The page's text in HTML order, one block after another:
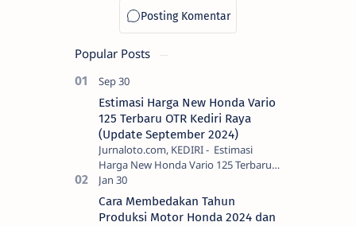
Popular Posts
Estimasi Harga New Honda Vario
125 Terbaru OTR Kediri Raya
(Update September 2024)
Jurnaloto.com, KEDIRI - Estimasi
Harga New Honda Vario 125 Terbaru
OTR Kediri Raya (Update September
2024) Brosis sekalian, PT Astra Honda
Motor (AH…
Cara Membedakan Tahun
Produksi Motor Honda 2024 dan